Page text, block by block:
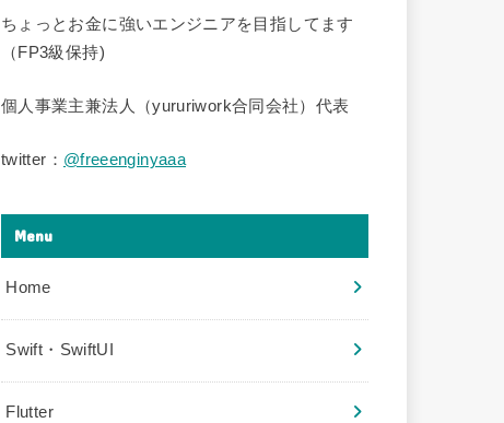
ちょっとお金に強いエンジニアを目指してます
（FP3級保持)
個人事業主兼法人（yururiwork合同会社）代表
twitter： @freeenginyaaa
Menu
Home
Swift・SwiftUI
Flutter